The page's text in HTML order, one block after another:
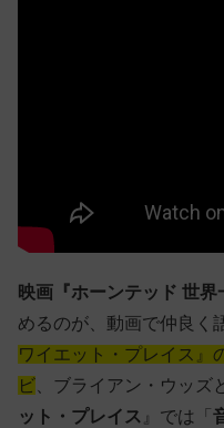
映画『ホーンテッド 世界
めるのが、動画で仲良く
ワイエット・プレイス』
ビ 、ブライアン・ウッズ
ット・プレイス 』では「